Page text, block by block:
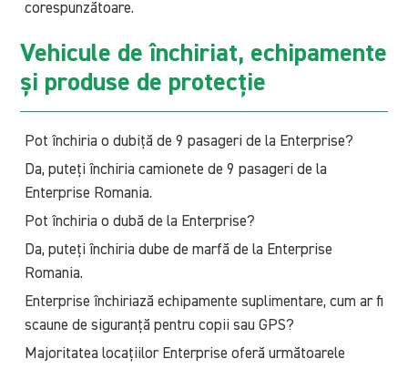
corespunzătoare.
Vehicule de închiriat, echipamente
și produse de protecție
Pot închiria o dubiță de 9 pasageri de la Enterprise?
Da, puteți închiria camionete de 9 pasageri de la
Enterprise Romania.
Pot închiria o dubă de la Enterprise?
Da, puteți închiria dube de marfă de la Enterprise
Romania.
Enterprise închiriază echipamente suplimentare, cum ar fi
scaune de siguranță pentru copii sau GPS?
Majoritatea locațiilor Enterprise oferă următoarele